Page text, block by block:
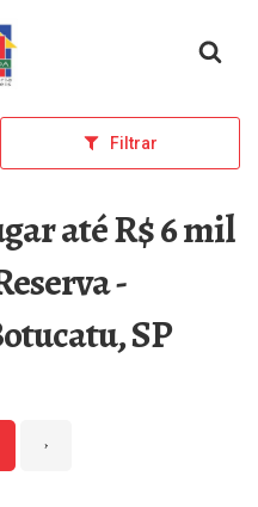
inicial
Filtrar
até R$ 6 mil
-
SP
›